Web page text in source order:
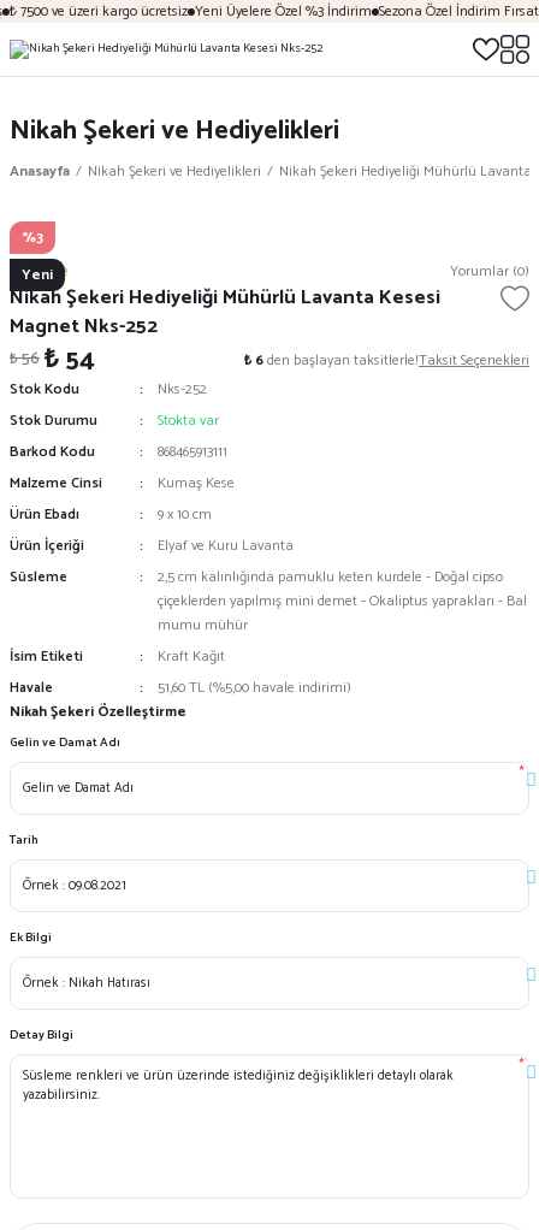
₺ 7500 ve üzeri kargo ücretsiz Yeni Üyelere Özel %3 İndirim Sezona Özel İndirim
Nikah Şekeri ve Hediyelikleri
Anasayfa Nikah Şekeri ve Hediyelikleri Nikah Şekeri Hediyeliği Mühürlü Lavanta
%3
Yeni
Mekece Yorumlar (0)
Nikah Şekeri Hediyeliği Mühürlü Lavanta Kesesi
Magnet Nks-252
₺ 56₺ 54 ₺ 6den başlayan taksitlerle!Taksit Seçenekleri
Stok Kodu
Nks-252
Stok Durumu
Stokta var
Barkod Kodu
868465913111
Malzeme Cinsi
Kumaş Kese
Ürün Ebadı
9 x 10 cm
Ürün İçeriği
Elyaf ve Kuru Lavanta
Süsleme
2,5 cm kalınlığında pamuklu keten kurdele - Doğal cipso
çiçeklerden yapılmış mini demet - Okaliptus yaprakları - Bal
mumu mühür
İsim Etiketi
Kraft Kağıt
Havale
51,60 TL (%5,00 havale indirimi)
Nikah Şekeri Özelleştirme
Gelin ve Damat Adı
*
Tarih
Ek Bilgi
Detay Bilgi
*